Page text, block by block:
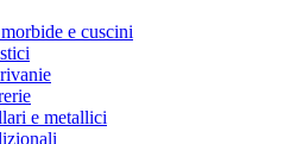
e cuscini
e metallici